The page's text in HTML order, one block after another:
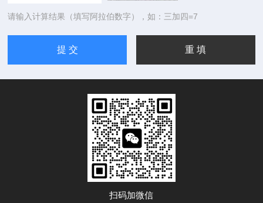
请输入计算结果（填写阿拉伯数字），如：三加四=7
扫码加微信